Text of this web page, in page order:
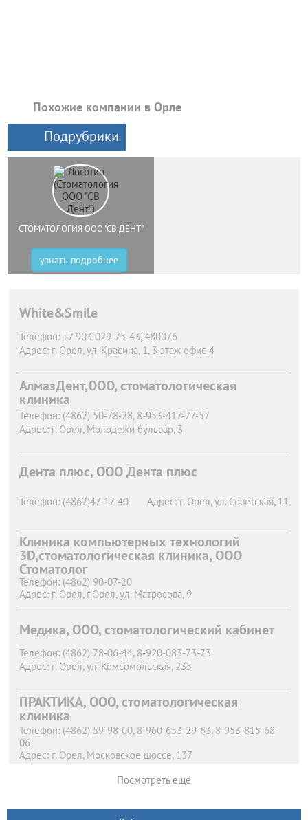
Похожие компании в Орле
Подрубрики
СТОМАТОЛОГИЯ ООО "СВ ДЕНТ"
узнать подробнее
White&Smile
Телефон: +7 903 029-75-43, 480076
Адрес: г. Орел, ул. Красина, 1, 3 этаж офис 4
АлмазДент,ООО, стоматологическая
клиника
Телефон: (4862) 50-78-28, 8-953-417-77-57
Адрес: г. Орел, Молодежи бульвар, 3
Дента плюс, ООО Дента плюс
Телефон: (4862)47-17-40 Адрес: г. Орел, ул. Советская, 11
Клиника компьютерных технологий
3D,стоматологическая клиника, ООО
Стоматолог
Телефон: (4862) 90-07-20
Адрес: г. Орел, г.Орел, ул. Матросова, 9
Медика, ООО, стоматологический кабинет
Телефон: (4862) 78-06-44, 8-920-083-73-73
Адрес: г. Орел, ул. Комсомольская, 235
ПРАКТИКА, ООО, стоматологическая
клиника
Телефон: (4862) 59-98-00, 8-960-653-29-63, 8-953-815-68-
06
Адрес: г. Орел, Московское шоссе, 137
Посмотреть ещё